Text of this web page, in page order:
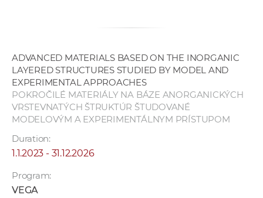
ADVANCED MATERIALS BASED ON THE INORGANIC
LAYERED STRUCTURES STUDIED BY MODEL AND
EXPERIMENTAL APPROACHES
POKROČILÉ MATERIÁLY NA BÁZE ANORGANICKÝCH
VRSTEVNATÝCH ŠTRUKTÚR ŠTUDOVANÉ
MODELOVÝM A EXPERIMENTÁLNYM PRÍSTUPOM
Duration:
1.1.2023 - 31.12.2026
Program:
VEGA